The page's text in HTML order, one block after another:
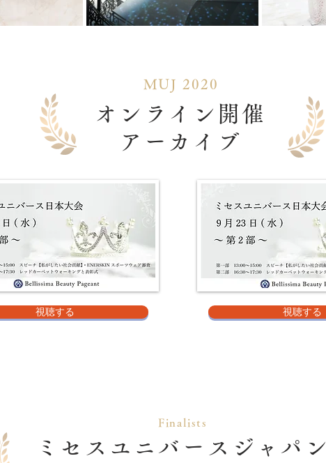
MUJ 2020
オンライン開催
​アーカイブ
視聴する 視聴する
Finalists
ミセスユニバースジャパン